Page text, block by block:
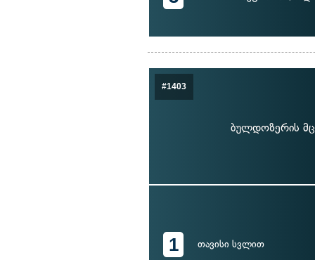
#1403
ბულდოზერის
1 თავისი სვლით